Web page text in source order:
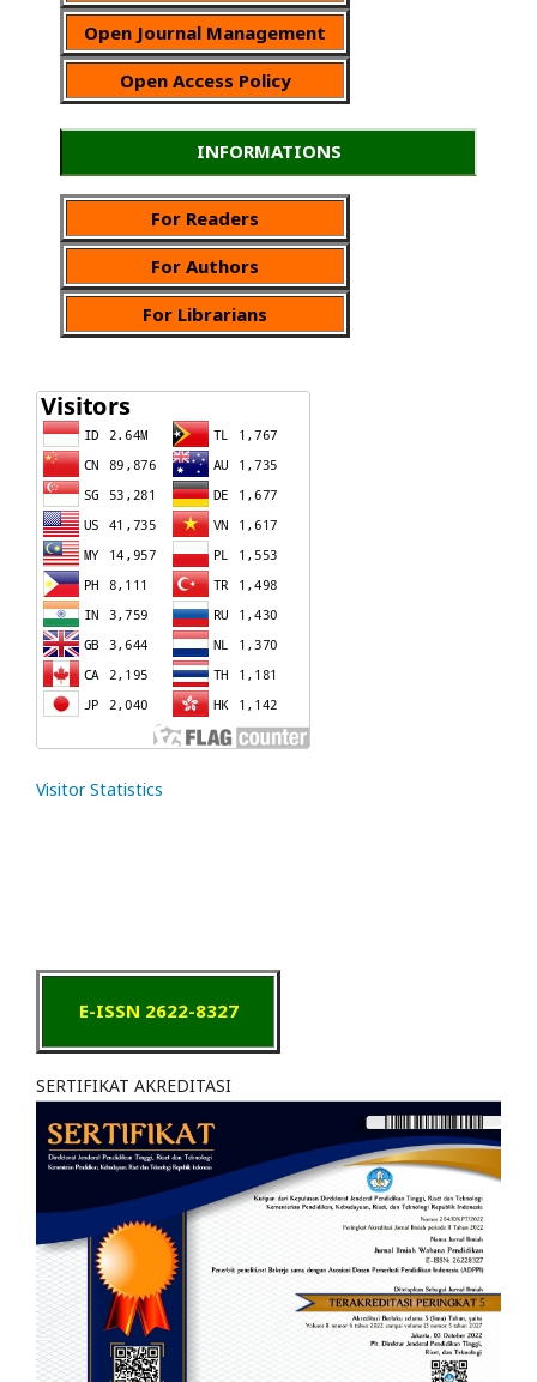
Open Journal Management
Open Access Policy
INFORMATIONS
For Readers
For Authors
For Librarians
Visitor Statistics
E-ISSN 2622-8327
SERTIFIKAT AKREDITASI